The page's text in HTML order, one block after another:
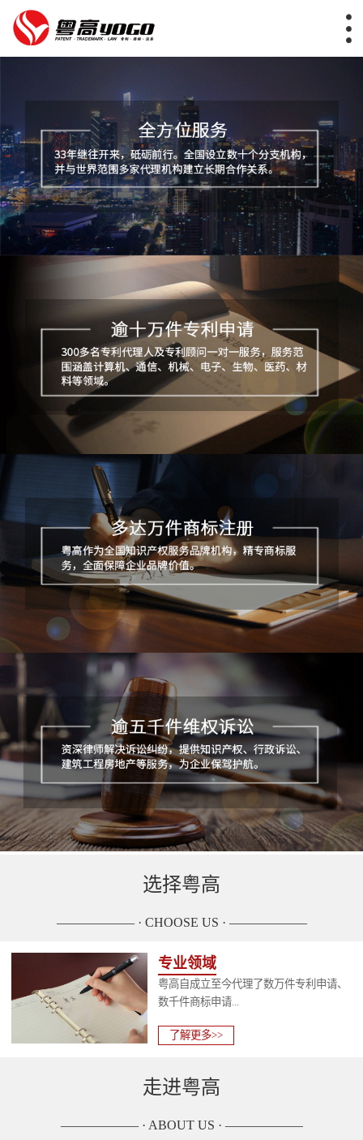
选择粤高
—————— · CHOOSE US · ——————
专业领域
粤高自成立至今代理了数万件专利申请、
数千件商标申请...
了解更多>>
走进粤高
—————— · ABOUT US · ——————